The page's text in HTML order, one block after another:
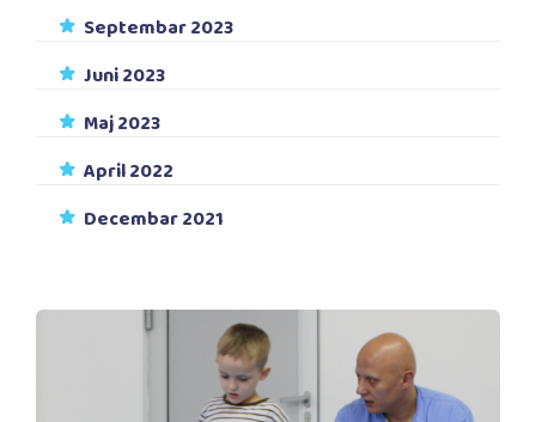
Septembar 2023
Juni 2023
Maj 2023
April 2022
Decembar 2021